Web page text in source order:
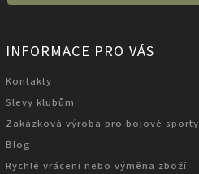
INFORMACE PRO VÁS
Kontakty
Slevy klubům
Zakázková výroba pro bojové
Blog
Rychlé vrácení nebo výměna zboží